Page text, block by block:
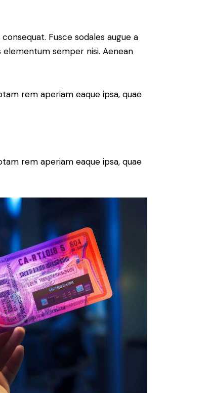
Fusce sodales augue a
elementum semper nisi. Aenean
rem aperiam eaque ipsa, quae
rem aperiam eaque ipsa, quae